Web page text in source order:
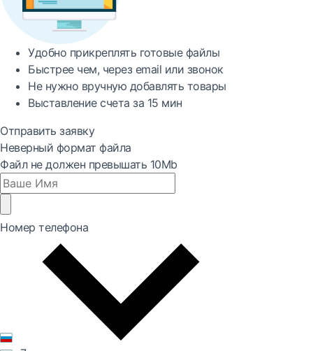
Удобно прикреплять готовые файлы
Быстреечем, через email или звонок
Не нужно вручную добавлять товары
Выставление счета за 15 мин
Отправить заявку
Неверный формат файла
Файл не должен превышать 10Mb
Номер телефона